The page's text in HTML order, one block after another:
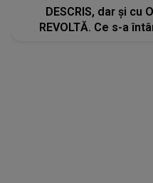
DESCRIS, dar și cu
REVOLTĂ. Ce s-a